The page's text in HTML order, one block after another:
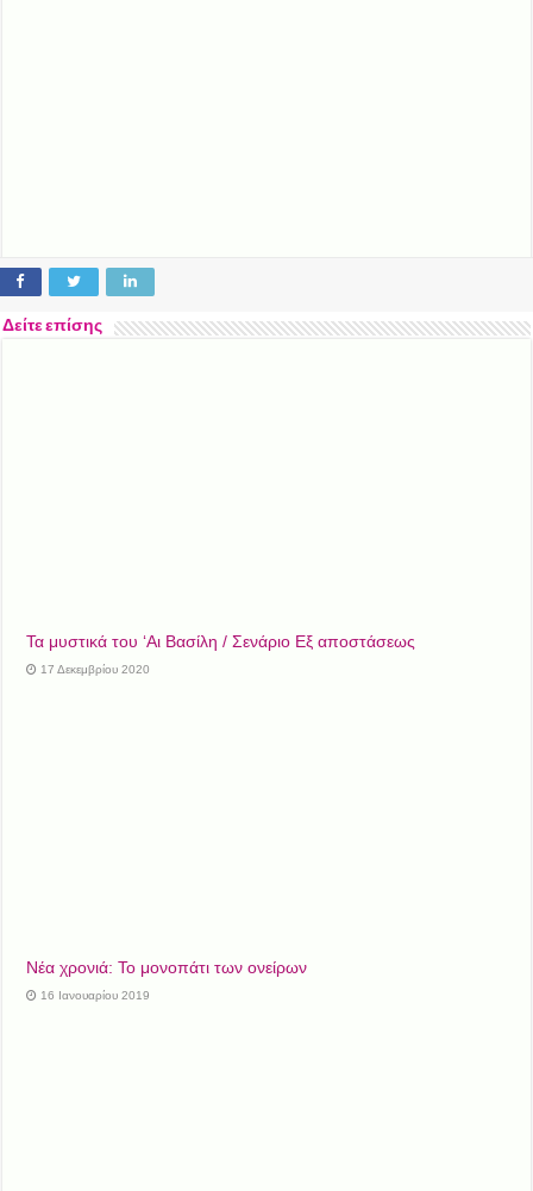
Δείτε επίσης
Τα μυστικά του ‘Αι Βασίλη / Σενάριο Εξ αποστάσεως
17 Δεκεμβρίου 2020
Νέα χρονιά: Το μονοπάτι των ονείρων
16 Ιανουαρίου 2019